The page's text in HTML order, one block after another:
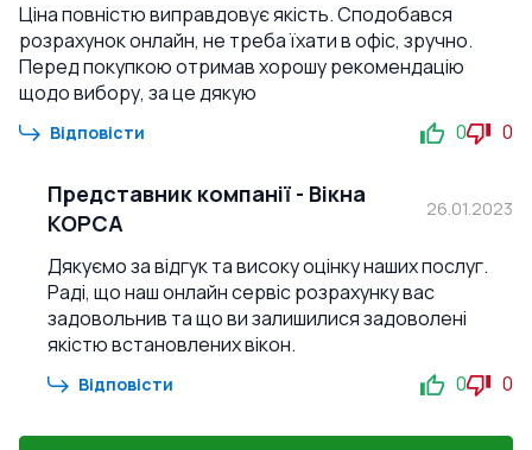
Ціна повністю виправдовує якість. Сподобався
розрахунок онлайн, не треба їхати в офіс, зручно.
Перед покупкою отримав хорошу рекомендацію
щодо вибору, за це дякую
Відповісти 0 0
Представник компанії - Вікна
КОРСА
26.01.2023
Дякуємо за відгук та високу оцінку наших послуг.
Раді, що наш онлайн сервіс розрахунку вас
задовольнив та що ви залишилися задоволені
якістю встановлених вікон.
Відповісти 0 0